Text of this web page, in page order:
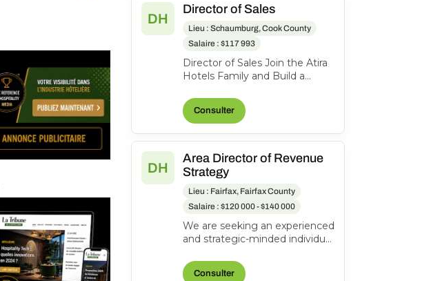
DH
Director of Sales
Lieu : Schaumburg, Cook County
Salaire : $117 993
Director of Sales Join the Atira
Hotels Family and Build a
Location: Hyatt Place
Schaumbu...
Consulter
DH
Area Director of Revenue
Strategy
Lieu : Fairfax, Fairfax County
Salaire : $120 000 - $140 000
We are seeking an experienced
and strategic-minded individual
Director of Revenue Strateg...
Consulter